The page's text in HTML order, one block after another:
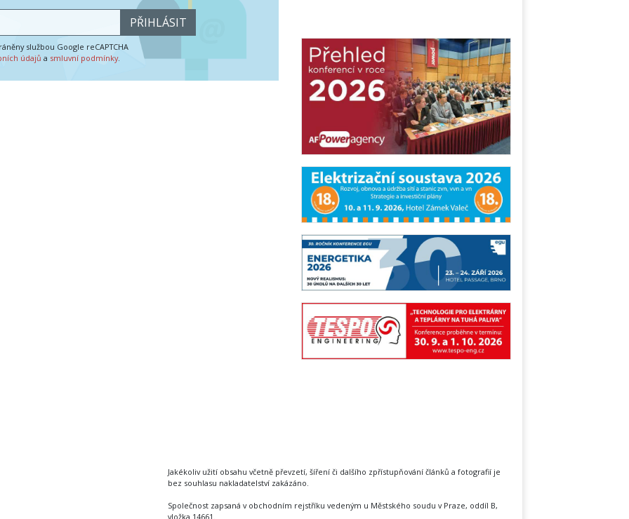
PŘIHLÁSIT
službou Google reCAPTCHA
údajů a smluvní podmínky.
Jakékoliv užití obsahu včetně převzetí, šíření či dalšího zpřístupňování článků a fotografií je
bez souhlasu nakladatelství zakázáno.
Společnost zapsaná v obchodním rejstříku vedeným u Městského soudu v Praze, oddíl B,
vložka 14661.